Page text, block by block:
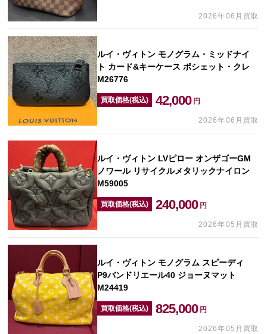
2026年06月買取
ルイ・ヴィトン モノグラム・ミッドナイ
ト カード&キーケース ポシェット・クレ
M26776
買取価格(税込) 42,000 円
2026年06月買取
ルイ・ヴィトン LVピロー オンザゴーGM
ノワール リサイクルメタリックナイロン
M59005
買取価格(税込) 240,000 円
2026年05月買取
ルイ・ヴィトン モノグラム スピーディ
P9バンドリエール40 ジョーヌマット
M24419
買取価格(税込) 825,000 円
2026年05月買取